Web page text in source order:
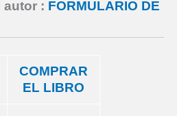
autor : FORMULARIO DE
COMPRAR
EL LIBRO